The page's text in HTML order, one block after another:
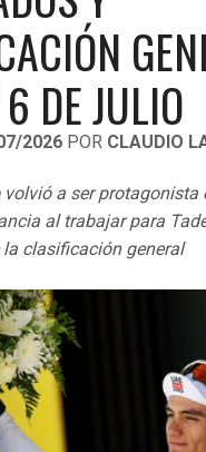
MX
LEAGUE
DE JULIO
2026 POR CLAUDIO
volvió a ser protagonista
al trabajar para
la clasificación general